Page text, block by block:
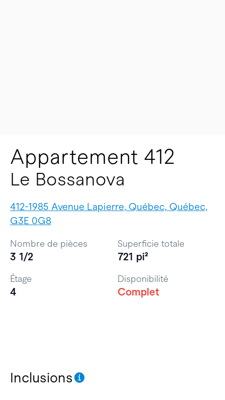
Appartement 412
Le Bossanova
412-1985 Avenue Lapierre, Québec, Québec,
G3E 0G8
Inclusions
Nombre de pièces
3 1/2
Superficie totale
721 pi²
Étage
4
Disponibilité
Complet